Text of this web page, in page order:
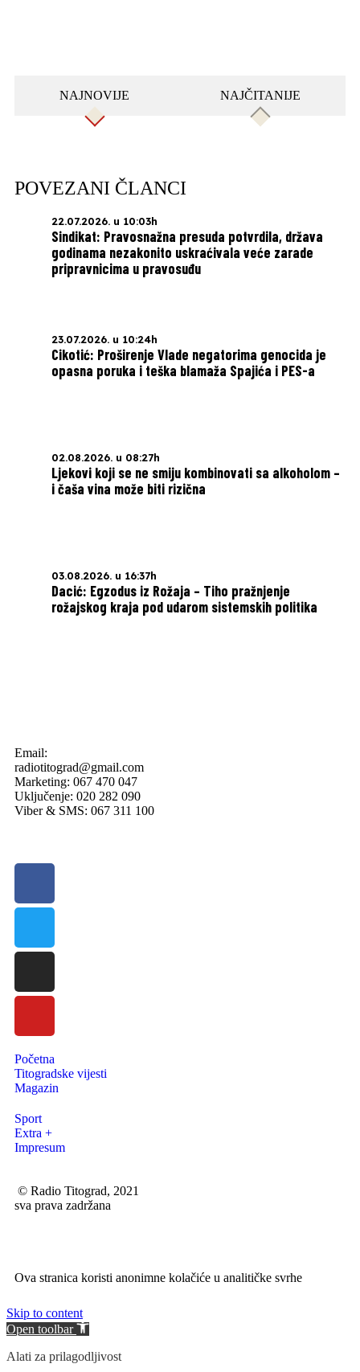
NAJNOVIJE NAJČITANIJE
POVEZANI ČLANCI
22.07.2026. u 10:03h
Sindikat: Pravosnažna presuda potvrdila, država
godinama nezakonito uskraćivala veće zarade
pripravnicima u pravosuđu
23.07.2026. u 10:24h
Cikotić: Proširenje Vlade negatorima genocida je
opasna poruka i teška blamaža Spajića i PES-a
02.08.2026. u 08:27h
Ljekovi koji se ne smiju kombinovati sa alkoholom –
i čaša vina može biti rizična
03.08.2026. u 16:37h
Dacić: Egzodus iz Rožaja – Tiho pražnjenje
rožajskog kraja pod udarom sistemskih politika
Email:
radiotitograd@gmail.com
Marketing: 067 470 047
Uključenje: 020 282 090
Viber & SMS: 067 311 100
Početna
Titogradske vijesti
Magazin
Sport
Extra +
Impresum
© Radio Titograd, 2021
sva prava zadržana
Ova stranica koristi anonimne kolačiće u analitičke svrhe
Skip to content
Open toolbar
Alati za prilagodljivost